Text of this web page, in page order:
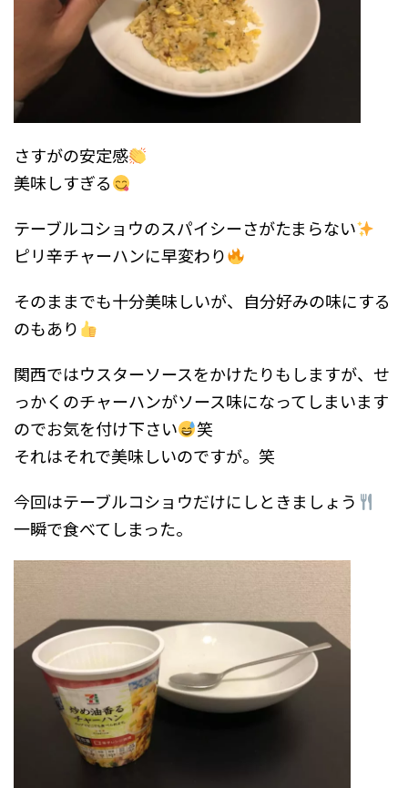
さすがの安定感
美味しすぎる
テーブルコショウのスパイシーさがたまらない
ピリ辛チャーハンに早変わり
そのままでも十分美味しいが、自分好みの味にする
のもあり
関西ではウスターソースをかけたりもしますが、せ
っかくのチャーハンがソース味になってしまいます
のでお気を付け下さい
笑
それはそれで美味しいのですが。笑
今回はテーブルコショウだけにしときましょう
一瞬で食べてしまった。